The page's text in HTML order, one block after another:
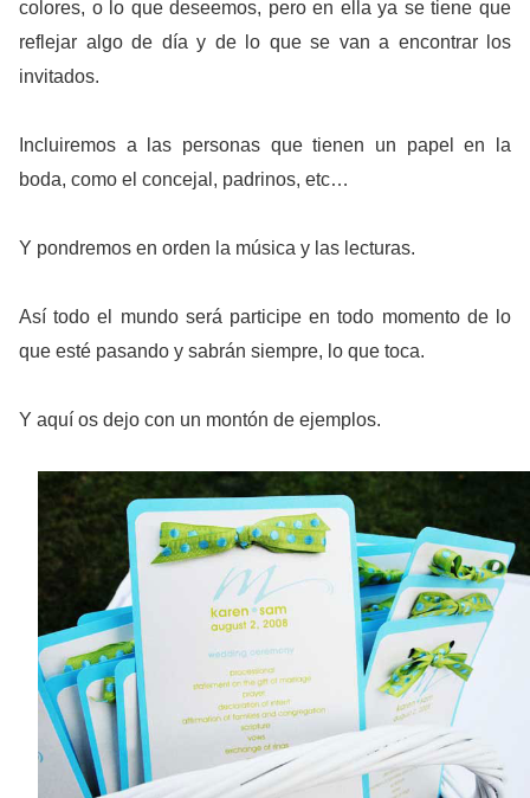
colores, o lo que deseemos, pero en ella ya se tiene que
reflejar algo de día y de lo que se van a encontrar los
invitados.
Incluiremos a las personas que tienen un papel en la
boda, como el concejal, padrinos, etc…
Y pondremos en orden la música y las lecturas.
Así todo el mundo será participe en todo momento de lo
que esté pasando y sabrán siempre, lo que toca.
Y aquí os dejo con un montón de ejemplos.